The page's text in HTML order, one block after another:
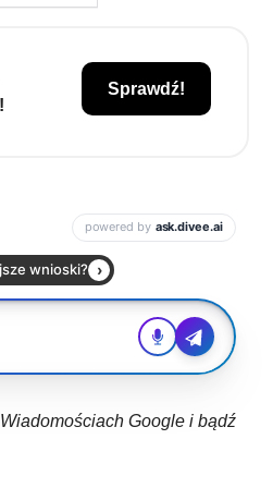
Sprawdź!
Google i bądź